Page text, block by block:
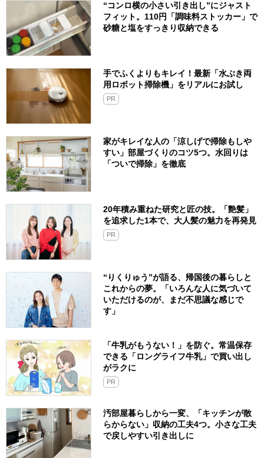
“コンロ横の小さい引き出し”にジャスト
フィット。110円「調味料ストッカー」で
砂糖と塩をすっきり収納できる
手でふくよりもキレイ！最新「水ぶき両
用ロボット掃除機」をリアルにお試し
PR
家がキレイな人の「涼しげで掃除もしや
すい」部屋づくりのコツ5つ。水回りは
「ついで掃除」を徹底
20年積み重ねた研究と匠の技。「艶髪」
を追求した1本で、大人髪の魅力を再発見
PR
“りくりゅう”が語る、帰国後の暮らしと
これからの夢。「いろんな人に気づいて
いただけるのが、まだ不思議な感じで
す」
「牛乳がもうない！」を防ぐ。常温保存
できる「ロングライフ牛乳」で買い出し
がラクに
PR
汚部屋暮らしから一変、「キッチンが散
らからない」収納の工夫4つ。小さな工夫
で戻しやすい引き出しに